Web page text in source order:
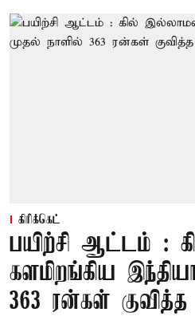
கிரிக்கெட்
பயிற்சி ஆட்டம் :
களமிறங்கிய
363 ரன்கள்